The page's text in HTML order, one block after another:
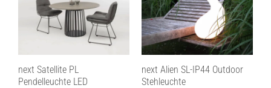
next Satellite PL
Pendelleuchte LED
next Alien SL-IP44 Outdoor
Stehleuchte